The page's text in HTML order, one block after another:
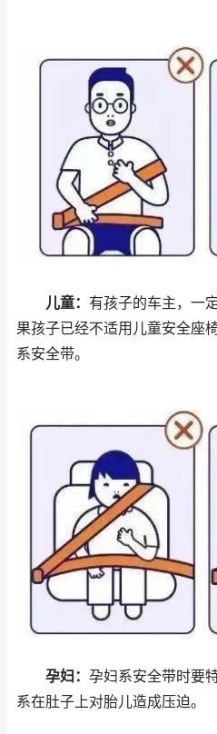
儿童： 有孩子的车主，一
果孩子已经不适用儿童安全座
系安全带。
孕妇： 孕妇系安全带时要
系在肚子上对胎儿造成压迫。